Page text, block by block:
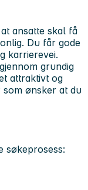
ansatte skal få
Du får gode
karrierevei.
grundig
attraktivt og
som ønsker at du
søkeprosess: